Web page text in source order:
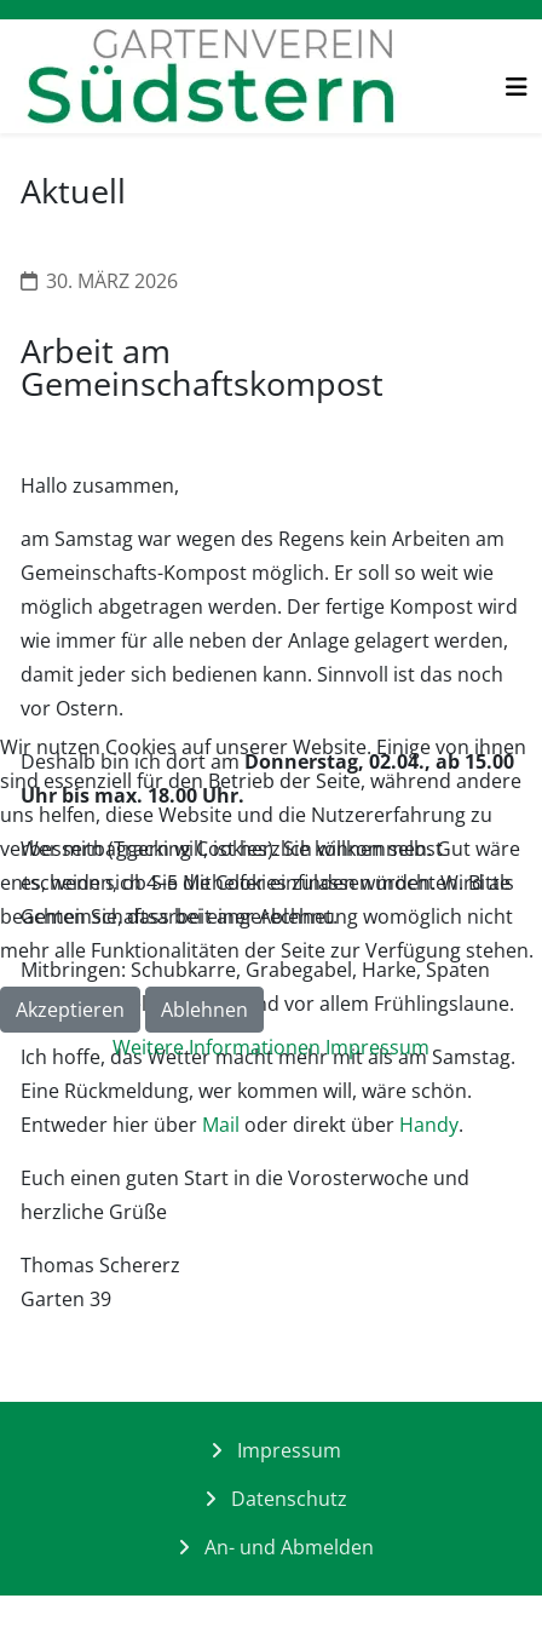
Aktuell
30. MÄRZ 2026
Arbeit am
Gemeinschaftskompost
Hallo zusammen,
am Samstag war wegen des Regens kein Arbeiten am
Gemeinschafts-Kompost möglich. Er soll so weit wie
möglich abgetragen werden. Der fertige Kompost wird
wie immer für alle neben der Anlage gelagert werden,
damit jeder sich bedienen kann. Sinnvoll ist das noch
vor Ostern.
Deshalb bin ich dort amDonnerstag, 02.04., ab 15.00
Uhr bis max. 18.00 Uhr.
Wer mitbaggern will, ist herzlich willkommen. Gut wäre
es, wenn sich 4–5 Mithelfer einfinden würden. Wird als
Gemeinschaftsarbeit angerechnet.
Mitbringen: Schubkarre, Grabegabel, Harke, Spaten
oder Schaufel wäre gut. Und vor allem Frühlingslaune.
Ich hoffe, das Wetter macht mehr mit als am Samstag.
Eine Rückmeldung, wer kommen will, wäre schön.
Entweder hier über Mail oder direkt über Handy.
Euch einen guten Start in die Vorosterwoche und
herzliche Grüße
Thomas Schererz
Garten 39
Impressum
Datenschutz
An- und Abmelden
Wir nutzen Cookies auf unserer Website. Einige von ihnen
sind essenziell für den Betrieb der Seite, während andere
uns helfen, diese Website und die Nutzererfahrung zu
verbessern (Tracking Cookies). Sie können selbst
entscheiden, ob Sie die Cookies zulassen möchten. Bitte
beachten Sie, dass bei einer Ablehnung womöglich nicht
mehr alle Funktionalitäten der Seite zur Verfügung stehen.
Akzeptieren
Ablehnen
Weitere Informationen Impressum